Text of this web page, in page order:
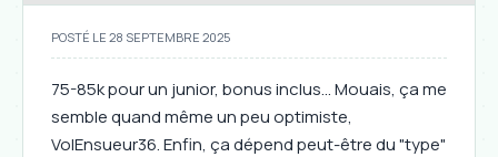
POSTÉ LE 28 SEPTEMBRE 2025
75-85k pour un junior, bonus inclus... Mouais, ça me
semble quand même un peu optimiste,
VolEnsueur36. Enfin, ça dépend peut-être du "type"